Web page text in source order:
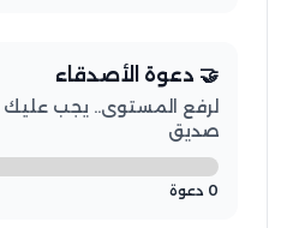
🤝 دعوة الأصدقاء
صديق
0 دعوة